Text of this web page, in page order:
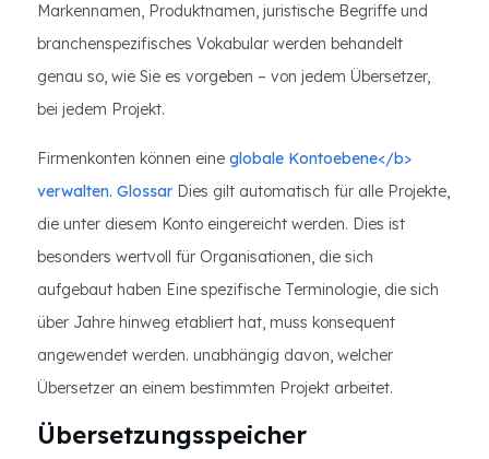
Markennamen, Produktnamen, juristische Begriffe und
branchenspezifisches Vokabular werden behandelt
genau so, wie Sie es vorgeben – von jedem Übersetzer,
bei jedem Projekt.
Firmenkonten können eine globale Kontoebene</b>
verwalten. Glossar Dies gilt automatisch für alle Projekte,
die unter diesem Konto eingereicht werden. Dies ist
besonders wertvoll für Organisationen, die sich
aufgebaut haben Eine spezifische Terminologie, die sich
über Jahre hinweg etabliert hat, muss konsequent
angewendet werden. unabhängig davon, welcher
Übersetzer an einem bestimmten Projekt arbeitet.
Übersetzungsspeicher